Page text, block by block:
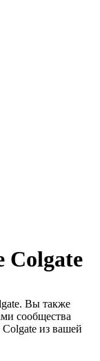
Colgate
Вы также
сообщества
Colgate из вашей